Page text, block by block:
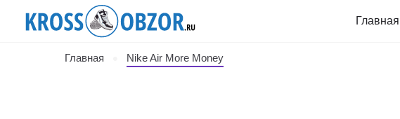
Главная
Главная Nike Air More Money